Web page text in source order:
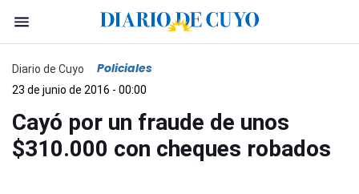
Diario de Cuyo Policiales
23 de junio de 2016 - 00:00
Cayó por un fraude de unos
$310.000 con cheques robados